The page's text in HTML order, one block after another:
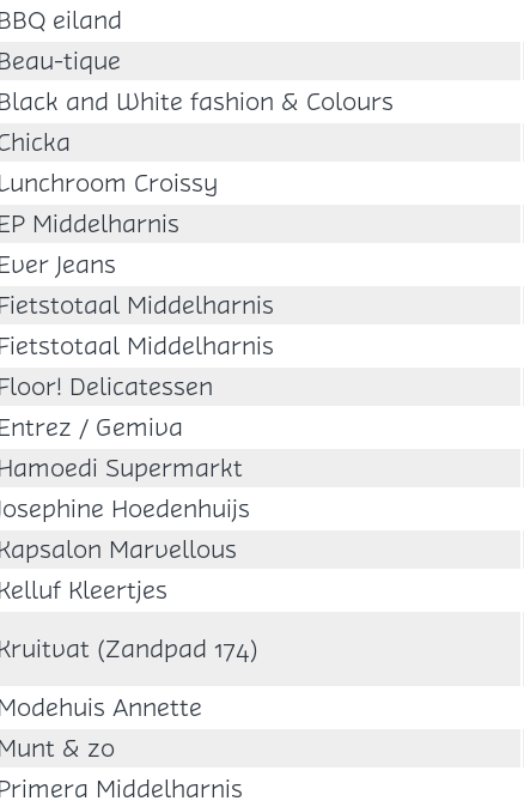
BBQ eiland
Beau-tique
Black and White fashion & Colours
Lunchroom Croissy
EP Middelharnis
Ever Jeans
Fietstotaal Middelharnis
Fietstotaal Middelharnis
Floor! Delicatessen
Entrez / Gemiva
Hamoedi Supermarkt
Hoedenhuijs
Kapsalon Marvellous
Kelluf Kleertjes
Kruitvat (Zandpad 174)
Modehuis Annette
Munt & zo
Primera Middelharnis